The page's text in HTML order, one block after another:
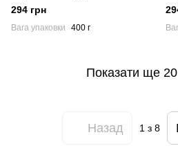
з білою рибою Nature's
Protection Lifestyle Grain Free
White Fish Sterilised Adult Cat
294 грн
Вага упаковки 400 г
з
Показати ще 20
Назад 1 з 8